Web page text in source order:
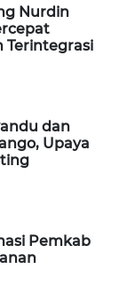
Nurdin
Terintegrasi
dan
Upaya
Pemkab